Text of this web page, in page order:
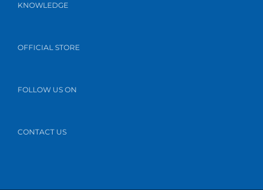
KNOWLEDGE
OFFICIAL STORE
FOLLOW US ON
CONTACT US